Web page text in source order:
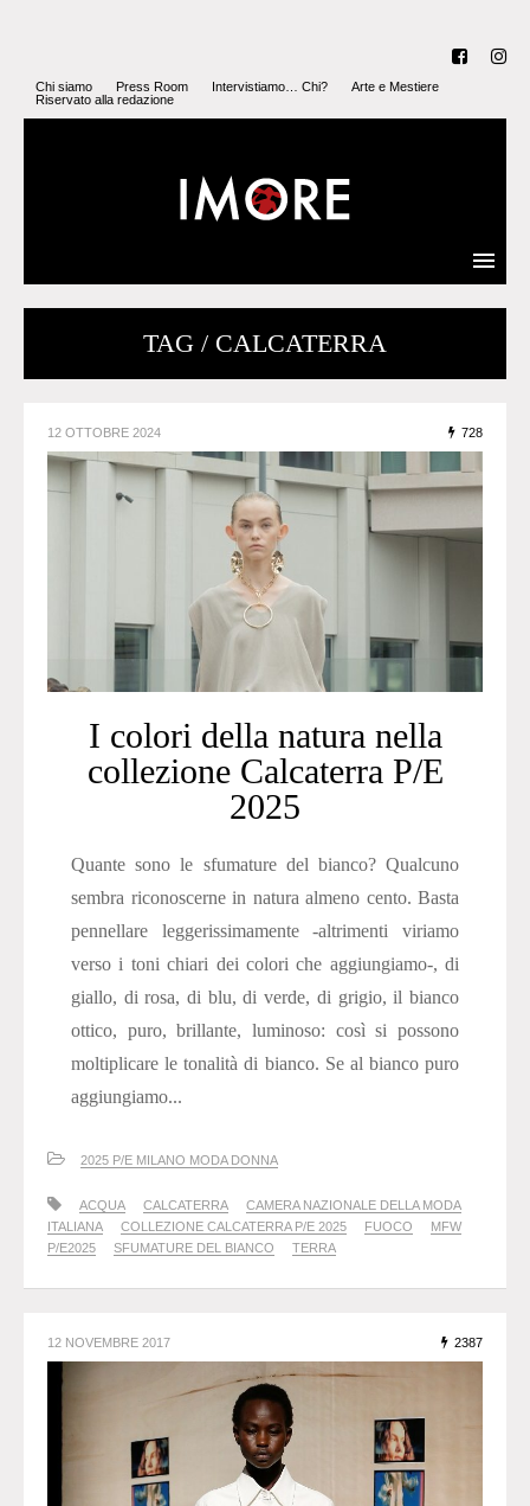
Chi siamo Press Room Intervistiamo… Chi?
Arte e Mestiere
Riservato alla redazione
TAG / CALCATERRA
12 OTTOBRE 2024 728
I colori della natura nella
collezione Calcaterra P/E
2025
Quante sono le sfumature del bianco? Qualcuno
sembra riconoscerne in natura almeno cento. Basta
pennellare leggerissimamente -altrimenti viriamo
verso i toni chiari dei colori che aggiungiamo-, di
giallo, di rosa, di blu, di verde, di grigio, il bianco
ottico, puro, brillante, luminoso: così si possono
moltiplicare le tonalità di bianco. Se al bianco puro
aggiungiamo...
2025 P/E MILANO MODA DONNA
ACQUA CALCATERRA
CAMERA NAZIONALE DELLA MODA
ITALIANA
COLLEZIONE CALCATERRA P/E 2025 FUOCO
MFW
P/E2025
SFUMATURE DEL BIANCO TERRA
12 NOVEMBRE 2017 2387